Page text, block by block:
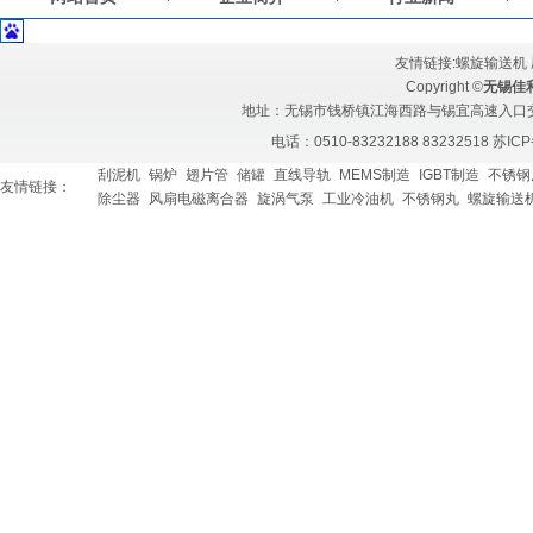
友情链接:螺旋输送机
Copyright ©无锡佳
地址：无锡市钱桥镇江海西路与锡宜高速入
电话：0510-83232188 83232518 苏
友情链接：
刮泥机 锅炉 翅片管 储罐 直线导轨 MEMS制造 IGBT制造 不锈
除尘器
风扇电磁离合器 旋涡气泵 工业冷油机 不锈钢丸 螺旋输送